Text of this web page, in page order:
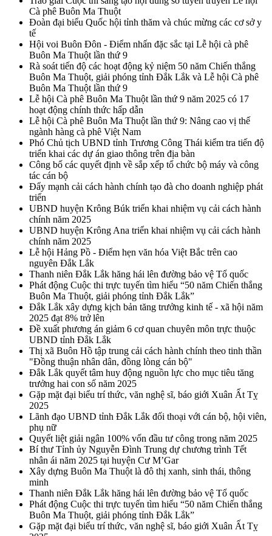
Cà phê Buôn Ma Thuột
Đoàn đại biểu Quốc hội tỉnh thăm và chúc mừng các cơ sở y
tế
Hội voi Buôn Đôn - Điểm nhấn đặc sắc tại Lễ hội cà phê
Buôn Ma Thuột lần thứ 9
Rà soát tiến độ các hoạt động kỷ niệm 50 năm Chiến thắng
Buôn Ma Thuột, giải phóng tỉnh Đắk Lắk và Lễ hội Cà phê
Buôn Ma Thuột lần thứ 9
Lễ hội Cà phê Buôn Ma Thuột lần thứ 9 năm 2025 có 17
hoạt động chính thức hấp dẫn
Lễ hội Cà phê Buôn Ma Thuột lần thứ 9: Nâng cao vị thế
ngành hàng cà phê Việt Nam
Phó Chủ tịch UBND tỉnh Trương Công Thái kiểm tra tiến độ
triển khai các dự án giao thông trên địa bàn
Công bố các quyết định về sắp xếp tổ chức bộ máy và công
tác cán bộ
Đẩy mạnh cải cách hành chính tạo đà cho doanh nghiệp phát
triển
UBND huyện Krông Búk triển khai nhiệm vụ cải cách hành
chính năm 2025
UBND huyện Krông Ana triển khai nhiệm vụ cải cách hành
chính năm 2025
Lễ hội Hảng Pồ - Điểm hẹn văn hóa Việt Bắc trên cao
nguyên Đắk Lắk
Thanh niên Đắk Lắk hăng hái lên đường bảo vệ Tổ quốc
Phát động Cuộc thi trực tuyến tìm hiểu “50 năm Chiến thắng
Buôn Ma Thuột, giải phóng tỉnh Đắk Lắk”
Đắk Lắk xây dựng kịch bản tăng trưởng kinh tế - xã hội năm
2025 đạt 8% trở lên
Đề xuất phương án giảm 6 cơ quan chuyên môn trực thuộc
UBND tỉnh Đắk Lắk
Thị xã Buôn Hồ tập trung cải cách hành chính theo tinh thần
"Đồng thuận nhân dân, đồng lòng cán bộ"
Đắk Lắk quyết tâm huy động nguồn lực cho mục tiêu tăng
trưởng hai con số năm 2025
Gặp mặt đại biểu trí thức, văn nghệ sĩ, báo giới Xuân Ất Tỵ
2025
Lãnh đạo UBND tỉnh Đắk Lắk đối thoại với cán bộ, hội viên,
phụ nữ
Quyết liệt giải ngân 100% vốn đầu tư công trong năm 2025
Bí thư Tỉnh ủy Nguyễn Đình Trung dự chương trình Tết
nhân ái năm 2025 tại huyện Cư M’Gar
Xây dựng Buôn Ma Thuột là đô thị xanh, sinh thái, thông
minh
Thanh niên Đắk Lắk hăng hái lên đường bảo vệ Tổ quốc
Phát động Cuộc thi trực tuyến tìm hiểu “50 năm Chiến thắng
Buôn Ma Thuột, giải phóng tỉnh Đắk Lắk”
Gặp mặt đại biểu trí thức, văn nghệ sĩ, báo giới Xuân Ất Tỵ